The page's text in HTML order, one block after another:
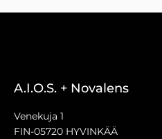
A.I.O.S. + Novalens
Venekuja 1
FIN-05720 HYVINKÄÄ